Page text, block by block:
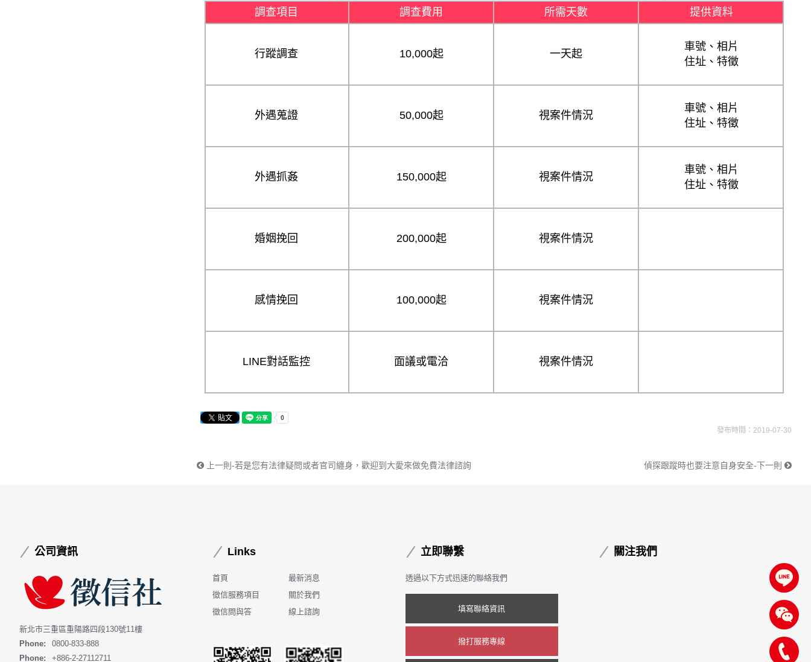
調查項目 調查費用 所需天數 提供資料
行蹤調查 10,000起 一天起
車號、相片
住址、特徵
外遇蒐證 50,000起 視案件情況
車號、相片
住址、特徵
外遇抓姦 150,000起 視案件情況
車號、相片
住址、特徵
婚姻挽回 200,000起 視案件情況
感情挽回 100,000起 視案件情況
LINE對話監控 面議或電洽 視案件情況
發布時間：2019-07-30
上一則-若是您有法律疑問或者官司纏身，歡迎到大愛來做免費法律諮詢 偵探跟蹤時也要注意自身安全-下一則
公司資訊
新北市三重區重陽路四段130號11樓
Phone:
0800-833-888
Phone:
+886-2-27112711
Links
首頁
最新消息
徵信服務項目
關於我們
徵信問與答
線上諮詢
立即聯繫
透過以下方式迅速的聯絡我們
填寫聯絡資訊
撥打服務專線
關注我們